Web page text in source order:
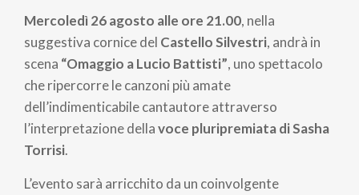
Mercoledì 26 agosto alle ore 21.00, nella
suggestiva cornice del Castello Silvestri, andrà in
scena “Omaggio a Lucio Battisti”, uno spettacolo
che ripercorre le canzoni più amate
dell’indimenticabile cantautore attraverso
l’interpretazione dellavoce pluripremiata di Sasha
Torrisi.
L’evento sarà arricchito da un coinvolgente